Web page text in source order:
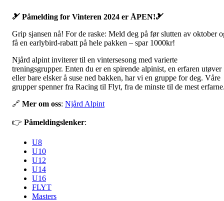
🎿 Påmelding for Vinteren 2024 er ÅPEN!🎿
Grip sjansen nå! For de raske: Meld deg på før slutten av oktober
få en earlybird-rabatt på hele pakken – spar 1000kr!
Njård alpint inviterer til en vintersesong med varierte
treningsgrupper. Enten du er en spirende alpinist, en erfaren utøver
eller bare elsker å suse ned bakken, har vi en gruppe for deg. Våre
grupper spenner fra Racing til Flyt, fra de minste til de mest
🔗 Mer om oss: Njård Alpint
👉 Påmeldingslenker:
U8
U10
U12
U14
U16
FLYT
Masters